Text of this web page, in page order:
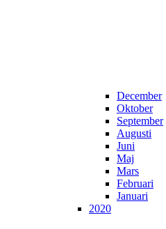
December
Oktober
September
Augusti
Juni
Maj
Mars
Februari
Januari
2020